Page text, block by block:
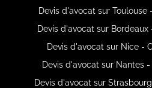
Devis d'avocat sur Toulouse
Devis d'avocat sur
Devis d'avocat sur Nice -
Devis d'avocat sur Nantes
Devis d'avocat sur